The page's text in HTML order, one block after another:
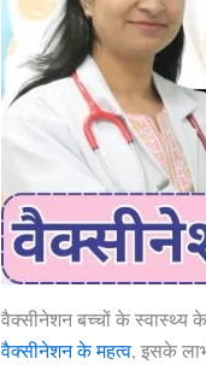
वैक्सीनेशन बच्चों के स्वास्थ्य
वैक्सीनेशन के महत्व, इसके